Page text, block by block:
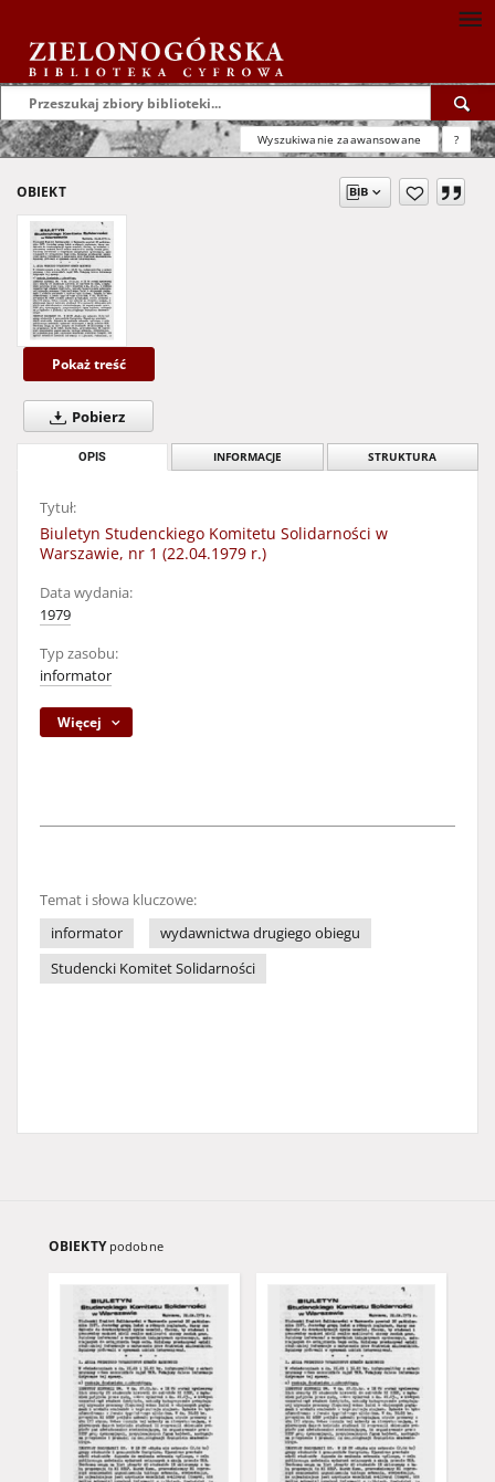
Wyszukiwanie zaawansowane ?
OBIEKT
Pokaż treść
Pobierz
OPIS INFORMACJE STRUKTURA
Tytuł:
Biuletyn Studenckiego Komitetu Solidarności w
Warszawie, nr 1 (22.04.1979 r.)
Data wydania:
1979
Typ zasobu:
informator
Więcej
Temat i słowa kluczowe:
informator
wydawnictwa drugiego obiegu
Studencki Komitet Solidarności
OBIEKTY podobne